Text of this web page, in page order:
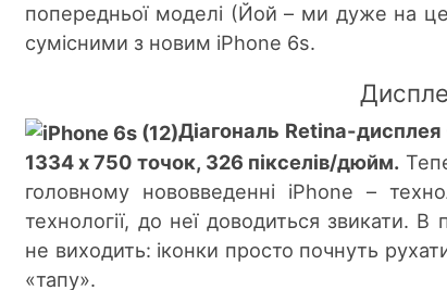
попередньої моделі (Йой – ми дуже на
сумісними з новим iPhone 6s.
Діагональ Retina-
1334 х 750 точок, 326 пікселів/дюйм.
головному нововведенні iPhone –
технології, до неї доводиться звикати.
не виходить: іконки просто почнуть
«тапу».